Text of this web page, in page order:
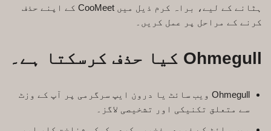
ہٹانے کے لیے، براہ کرم ذیل میں CooMeet کے اپنے حذف
کرنے کے مراحل پر عمل کریں۔
Ohmegull کیا حذف کرسکتا ہے۔
Ohmegull ویب سائٹ یا درون ایپ سرگرمی پر آپ کے وزٹ
سے متعلق تکنیکی اور تشخیصی لاگز۔